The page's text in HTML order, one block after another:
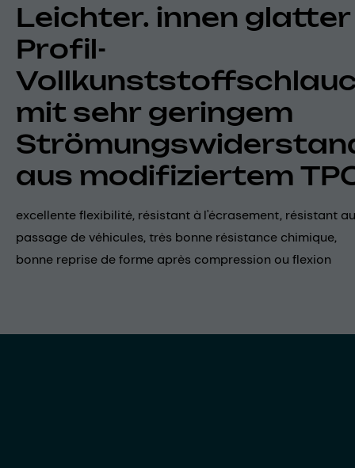
Leichter. innen glatter
Profil-
mit sehr geringem
aus modifiziertem
excellente flexibilité, résistant à l'écrasement, résistant au
passage de véhicules, très bonne résistance chimique,
bonne reprise de forme après compression ou flexion